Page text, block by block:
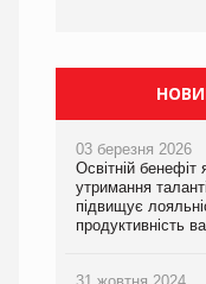
03 березня 2026
Освітній бенефіт
утримання
підвищує
продуктивність